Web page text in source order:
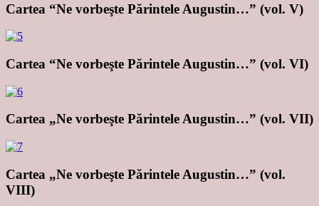
Cartea “Ne vorbeşte Părintele Augustin…” (vol. V)
Cartea “Ne vorbeşte Părintele Augustin…” (vol. VI)
Cartea „Ne vorbeşte Părintele Augustin…” (vol. VII)
Cartea „Ne vorbeşte Părintele Augustin…” (vol.
VIII)